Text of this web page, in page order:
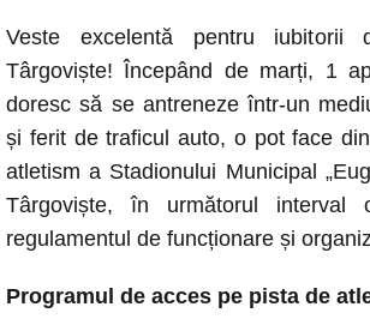
c
e
b
o
o
k
at
s
A
p
p
ss
e
n
g
er
p
y
Li
n
k
ail
Veste excelentă pentru iubitorii
Târgoviște! Începând de marți, 1
doresc să se antreneze într-un
și ferit de traficul auto, o pot face
atletism a Stadionului Municipal
Târgoviște, în următorul interval
regulamentul de funcționare și
Programul de acces pe pista de